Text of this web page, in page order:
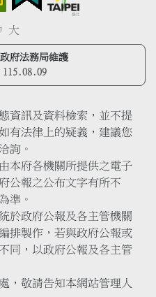
大
府法務局維護
115.08.09
資訊及資料檢索，並不提
有法律上的疑義，建議您
詢。
本府各機關所提供之電子
公報之公布文字有所不
準。
於政府公報及各主管機關
排製作，若與政府公報或
同，以政府公報及各主管
，敬請告知本網站管理人